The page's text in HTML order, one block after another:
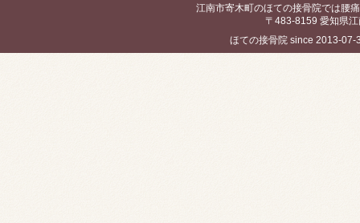
ほての接骨院 since 2013-
江南市寄木町のほての接骨院では腰
〒483-8159 愛知県